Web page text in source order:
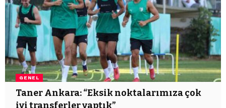
GENEL
Taner Ankara: “Eksik noktalarımıza çok
iyi transferler yaptık”